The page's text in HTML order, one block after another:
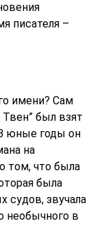
писателя –
имени? Сам
был взят
юные годы он
на
том, что была
была
судов, звучала
необычного в